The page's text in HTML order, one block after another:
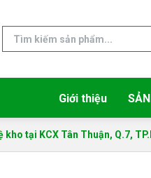
Giới thiệu
kho tại KCX Tân Thuận, Q.7,